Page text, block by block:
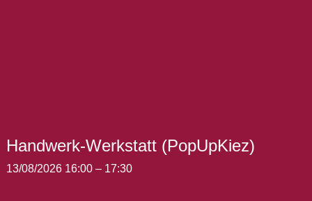
Handwerk-Werkstatt (PopUpKiez)
13/08/2026 16:00– 17:30